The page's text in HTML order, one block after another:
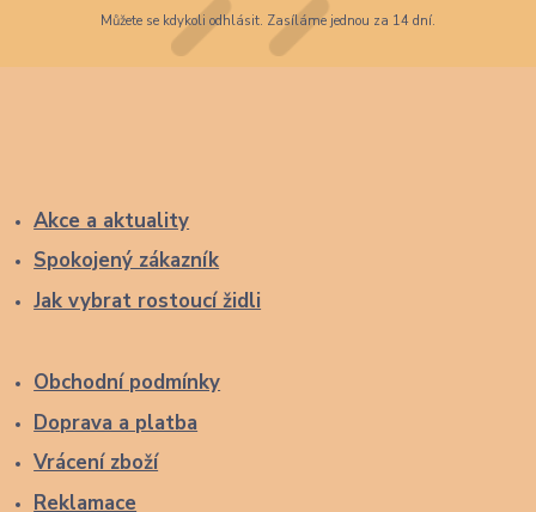
Můžete se kdykoli odhlásit. Zasíláme jednou za 14 dní.
Akce a aktuality
Spokojený zákazník
Jak vybrat rostoucí židli
Obchodní podmínky
Doprava a platba
Vrácení zboží
Reklamace